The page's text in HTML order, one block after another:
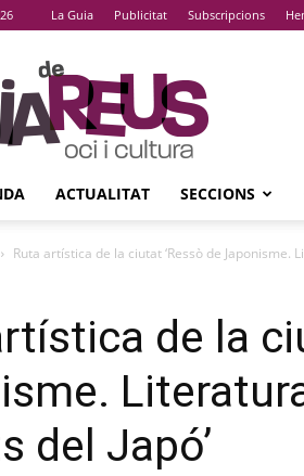
La Guia Publicitat Subscripcions
La
Guia
De
Reus
ACTUALITAT SECCIONS
Ruta artística de la ciutat ‘Ressò de Japonisme.
de la
del Japó’